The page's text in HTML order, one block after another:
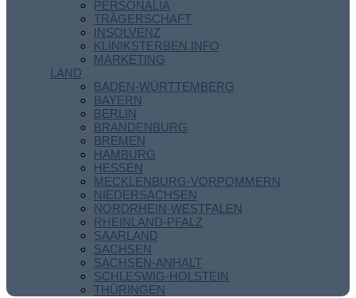
PERSONALIA
TRÄGERSCHAFT
INSOLVENZ
KLINIKSTERBEN.INFO
MARKETING
LAND
BADEN-WÜRTTEMBERG
BAYERN
BERLIN
BRANDENBURG
BREMEN
HAMBURG
HESSEN
MECKLENBURG-VORPOMMERN
NIEDERSACHSEN
NORDRHEIN-WESTFALEN
RHEINLAND-PFALZ
SAARLAND
SACHSEN
SACHSEN-ANHALT
SCHLESWIG-HOLSTEIN
THÜRINGEN